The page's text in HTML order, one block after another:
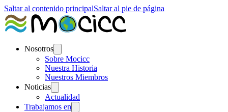
Saltar al contenido principalSaltar al pie de página
Nosotros
Sobre Mocicc
Nuestra Historia
Nuestros Miembros
Noticias
Actualidad
Trabajamos en